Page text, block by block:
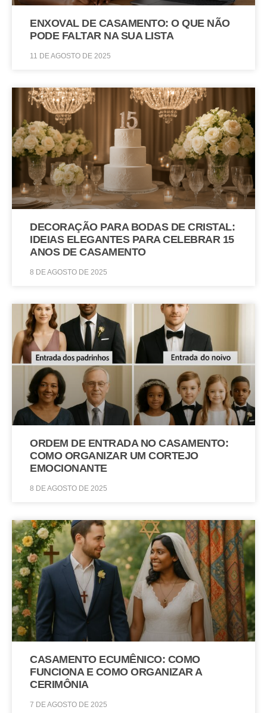
ENXOVAL DE CASAMENTO: O QUE NÃO
PODE FALTAR NA SUA LISTA
11 DE AGOSTO DE 2025
DECORAÇÃO PARA BODAS DE CRISTAL:
IDEIAS ELEGANTES PARA CELEBRAR 15
ANOS DE CASAMENTO
8 DE AGOSTO DE 2025
ORDEM DE ENTRADA NO CASAMENTO:
COMO ORGANIZAR UM CORTEJO
EMOCIONANTE
8 DE AGOSTO DE 2025
CASAMENTO ECUMÊNICO: COMO
FUNCIONA E COMO ORGANIZAR A
CERIMÔNIA
7 DE AGOSTO DE 2025